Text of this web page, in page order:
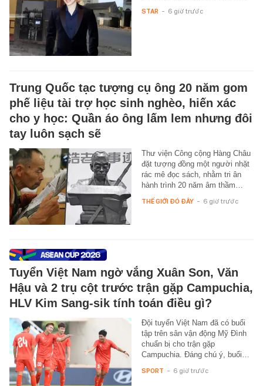
STAR - 6 giờ trước
Trung Quốc tạc tượng cụ ông 20 năm gom
phế liệu tài trợ học sinh nghèo, hiến xác
cho y học: Quần áo ông lấm lem nhưng đôi
tay luôn sạch sẽ
Thư viện Công cộng Hàng Châu
đặt tượng đồng một người nhặt
rác mê đọc sách, nhằm tri ân
hành trình 20 năm âm thầm…
THẾ GIỚI ĐÓ ĐÂY - 6 giờ trước
Tuyển Việt Nam ngờ vắng Xuân Son, Văn
Hậu và 2 trụ cột trước trận gặp Campuchia,
HLV Kim Sang-sik tính toán điều gì?
Đội tuyển Việt Nam đã có buổi
tập trên sân vận động Mỹ Đình
chuẩn bị cho trận gặp
Campuchia. Đáng chú ý, buổi…
SPORT - 6 giờ trước